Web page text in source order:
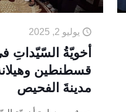
يوليو 2, 2025
أخويّةُ السّيّداتِ
قسطنطين
مدينةَ الفحيص